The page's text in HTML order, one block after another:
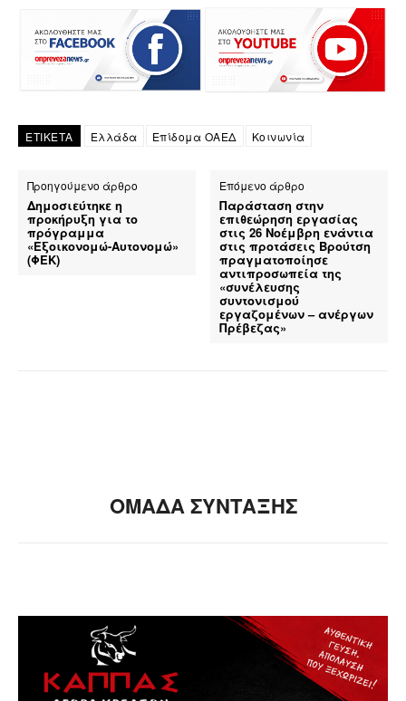
ΕΤΙΚΕΤΑ Ελλάδα Επίδομα ΟΑΕΔ Κοινωνία
Προηγούμενο άρθρο
Δημοσιεύτηκε η
προκήρυξη για το
πρόγραμμα
«Εξοικονομώ-Αυτονομώ»
(ΦΕΚ)
Επόμενο άρθρο
Παράσταση στην
επιθεώρηση εργασίας
στις 26 Νοέμβρη ενάντια
στις προτάσεις Βρούτση
πραγματοποίησε
αντιπροσωπεία της
«συνέλευσης
συντονισμού
εργαζομένων – ανέργων
Πρέβεζας»
ΟΜΑΔΑ ΣΥΝΤΑΞΗΣ